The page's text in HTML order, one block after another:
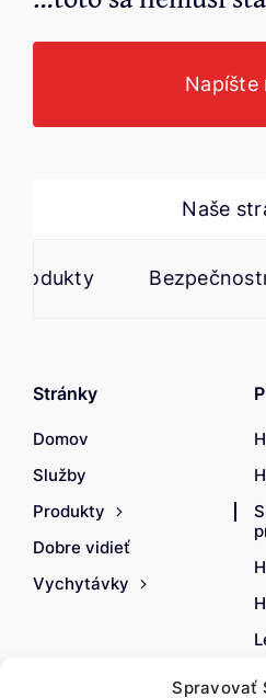
Spravovať
Napíšte
Naše
Stránky
Domov
Služby
Produkty
Dobre vidieť
Vychytávky